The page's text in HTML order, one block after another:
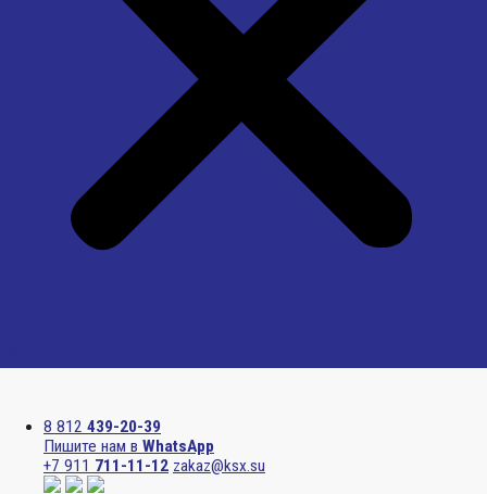
8 812 439-20-39
Пишите нам в WhatsApp
+7 911 711-11-12 zakaz@ksx.su